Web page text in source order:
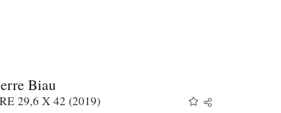
Biau
29,6 X 42 (2019) Share
Twitter